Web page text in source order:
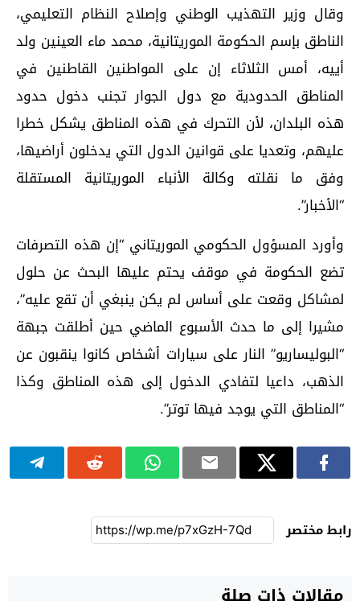
وقال وزير التهذيب الوطني وإصلاح النظام التعليمي،
الناطق بإسم الحكومة الموريتانية، محمد ماء العينين ولد
أييه، أمس الثلاثاء إن على المواطنين القاطنين في
المناطق الحدودية مع دول الجوار تجنب دخول حدود
هذه البلدان، لأن التحرك في هذه المناطق يشكل خطرا
عليهم، وتعديا على قوانين الدول التي يدخلون أراضيها،
وفق ما نقلته وكالة الأنباء الموريتانية المستقلة
“الأخبار”.
وأورد المسؤول الحكومي الموريتاني “إن هذه التصرفات
تضع الحكومة في موقف يحتم عليها البحث عن حلول
لمشاكل وقعت على أساس لم يكن ينبغي أن تقع عليه”،
مشيرا إلى ما حدث الأسبوع الماضي حين أطلقت جبهة
“البوليساريو” النار على سيارات أشخاص كانوا ينقبون عن
الذهب، داعيا لتفادي الدخول إلى هذه المناطق وكذا
“المناطق التي يوجد فيها توتر”.
رابط مختصر